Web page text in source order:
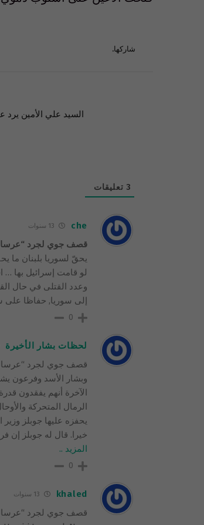
شاركها.
السيد علي الأمين يرد
3 تعليقات
che
قصف جوي لجرد
يحقّ لسوريا بلبنان ما
لو قامت إسرائيل بها …
وعدد القتلى في حال
إلى سوريا, حفاظا على
0
لحظات بشار الأخيرة
قصف جوي لجرد “عرسال”:
وبشار الأسد وفرعون
الآخرة أنهم يفقدون
الرمال المتحركة
يحفزه عليها جوبلز
خيرا. قال له جوبلز إن
المزيد ..
0
khaled